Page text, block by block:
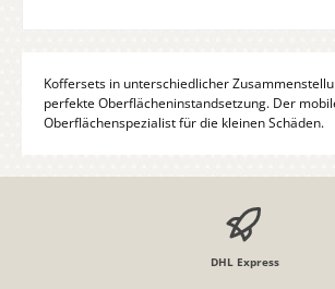
Koffersets in unterschiedlicher
perfekte Oberflächeninstandsetzung. Der
Oberflächenspezialist für die kleinen Schäden.
DHL Express